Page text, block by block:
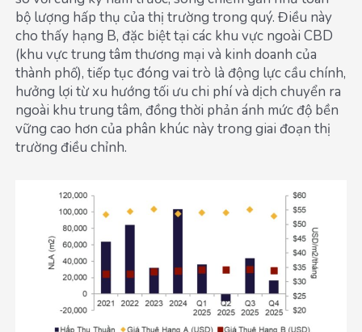
bộ lượng hấp thụ của thị trường trong quý. Điều này
cho thấy hạng B, đặc biệt tại các khu vực ngoài CBD
(khu vực trung tâm thương mại và kinh doanh của
thành phố), tiếp tục đóng vai trò là động lực cầu chính,
hưởng lợi từ xu hướng tối ưu chi phí và dịch chuyển ra
ngoài khu trung tâm, đồng thời phản ánh mức độ bền
vững cao hơn của phân khúc này trong giai đoạn thị
trường điều chỉnh.